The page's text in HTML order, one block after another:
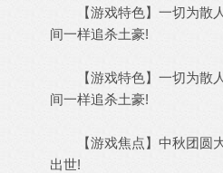
【游戏特色】一切为散人
间一样追杀土豪!
【游戏特色】一切为散人
间一样追杀土豪!
【游戏焦点】中秋团圆大
出世!